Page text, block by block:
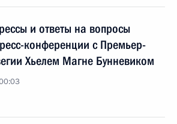
и ответы на вопросы
конференции с Премьер-
Хьелем Магне Бунневиком